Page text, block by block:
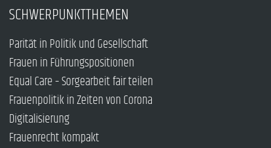
SCHWERPUNKTTHEMEN
Parität in Politik und Gesellschaft
Frauen in Führungspositionen
Equal Care – Sorgearbeit fair teilen
Frauenpolitik in Zeiten von Corona
Digitalisierung
Frauenrecht kompakt